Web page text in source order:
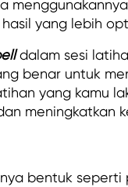
yang lebih
dalam sesi
benar untuk
yang kamu
meningkatkan
bentuk